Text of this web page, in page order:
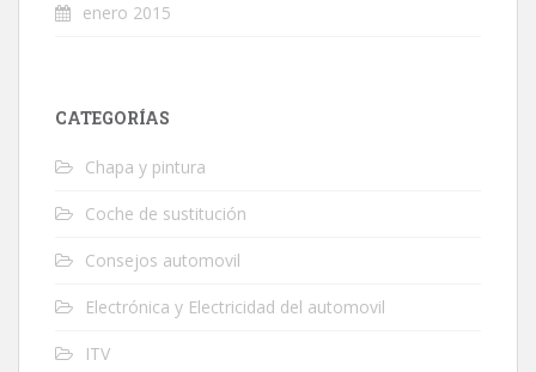
enero 2015
CATEGORÍAS
Chapa y pintura
Coche de sustitución
Consejos automovil
Electrónica y Electricidad del automovil
ITV